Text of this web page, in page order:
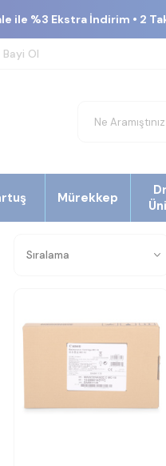
ile %3 Ekstra İndirim • 2
Bayi Ol
Mürekkep